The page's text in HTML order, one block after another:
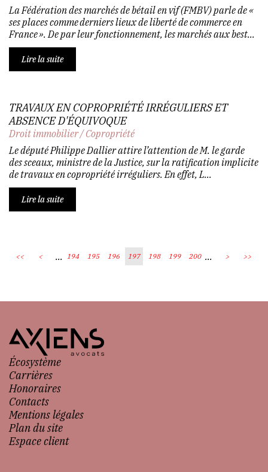
La Fédération des marchés de bétail en vif (FMBV) parle de «
ses places comme derniers lieux de liberté de commerce en
France ». De par leur fonctionnement, les marchés aux best...
Lire la suite
TRAVAUX EN COPROPRIÉTÉ IRRÉGULIERS ET
ABSENCE D'ÉQUIVOQUE
Droit immobilier/Copropriété
Le député Philippe Dallier attire l’attention de M. le garde
des sceaux, ministre de la Justice, sur la ratification implicite
de travaux en copropriété irréguliers. En effet, L...
Lire la suite
<< < ... 194 195 196 197 198 199 200 ... > >>
Écosystème
Carrières
Honoraires
Contacts
Mentions légales
Plan du site
Espace client